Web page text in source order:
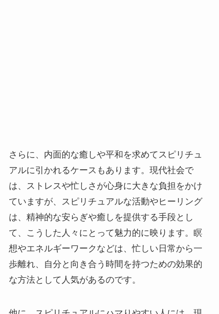
さらに、内面的な癒しや平和を求めてスピリチュ
アルに引かれるケースもあります。現代社会で
は、ストレスや忙しさが心身に大きな負担をかけ
ていますが、スピリチュアルな活動やヒーリング
は、精神的な安らぎや癒しを提供する手段とし
て、こうした人々にとって魅力的に映ります。瞑
想やエネルギーワークなどは、忙しい日常から一
歩離れ、自分と向き合う時間を持つための効果的
な方法として人気があるのです。